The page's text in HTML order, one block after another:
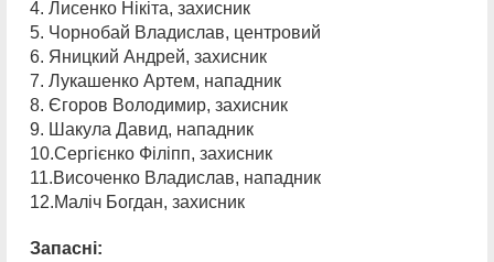
4. Лисенко Нікіта, захисник
5. Чорнобай Владислав, центровий
6. Яницкий Андрей, захисник
7. Лукашенко Артем, нападник
8. Єгоров Володимир, захисник
9. Шакула Давид, нападник
10.Сергієнко Філіпп, захисник
11.Височенко Владислав, нападник
12.Маліч Богдан, захисник
Запасні: